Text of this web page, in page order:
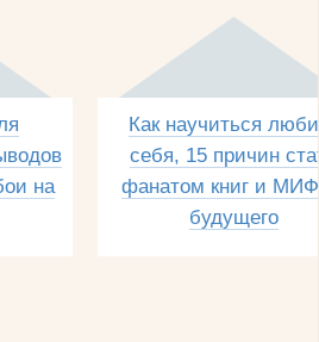
на
Как научиться
себя, 15 причин
фанатом книг и
будущего